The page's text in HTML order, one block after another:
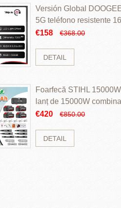
Versión Global
5G teléfono resistente
ROM Mediatek
€158 €368.00
DETAIL
Foarfecă STIHL
lanț de 15000W
perii și baterie cu li
€420 €850.00
DETAIL